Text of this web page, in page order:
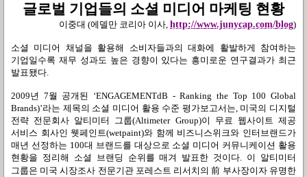
글로벌 기업들의 소셜 미디어 마케팅 현황
이중대 (에델만 코리아 이사, http://www.junycap.com/blog)
소셜 미디어 채널을 활용해 소비자들과의 대화에 활발하게 참여하는
기업일수록 재무 성과도 높은 경향이 있다는 흥미로운 연구결과가 최근
발표됐다.
2009년 7월 공개된 ‘ENGAGEMENTdB - Ranking the Top 100 Global
Brands)’라는 제목의 소셜 미디어 활용 수준 평가보고서는, 미국의 디지털
전략 전문회사 알티미터 그룹(Altimeter Group)이 무료 웹사이트 제공
서비스 회사인 웻페인트(wetpaint)와 함께 비즈니스위크와 인터브랜드가
매년 선정하는 100대 브랜드를 대상으로 소셜 미디어 커뮤니케이션 활용
현황을 정리해 소셜 브랜딩 순위를 매겨 발표한 것이다. 이 알티미터
그룹은 미국 시장조사 전문기관 포레스트 리서치의前 부사장이자 유명한